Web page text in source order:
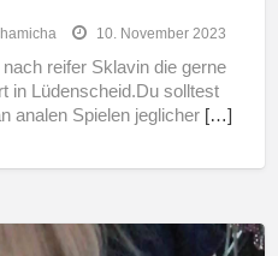
10. November 2023
reifer Sklavin die gerne
in Lüdenscheid.Du solltest
analen Spielen jeglicher […]